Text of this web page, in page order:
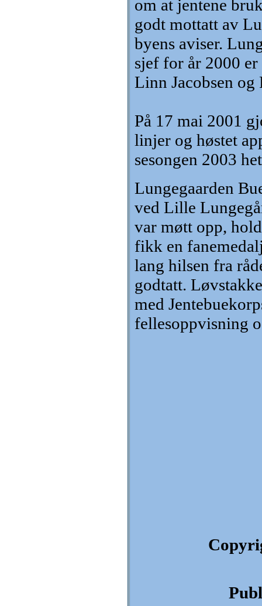
om at jentene
godt mottatt av
byens aviser.
sjef for år 2000
Linn Jacobsen
På 17 mai 2001
linjer og høstet
sesongen 2003
Lungegaarden
ved Lille
var møtt opp,
fikk en
lang hilsen fra
godtatt.
med
fellesoppvisning